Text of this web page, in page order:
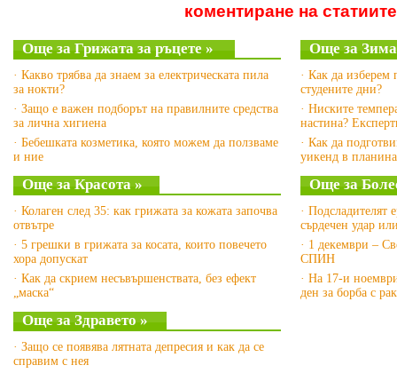
коментиране на статиите
Още за Грижата за ръцете »
· Какво трябва да знаем за електрическата пила
за нокти?
· Защо е важен подборът на правилните средства
за лична хигиена
· Бебешката козметика, която можем да ползваме
и ние
Още за
· Как да изберем
студените дни?
· Ниските
настина?
· Как да
уикенд в
Още за Красота »
· Колаген след 35: как грижата за кожата започва
отвътре
· 5 грешки в грижата за косата, които повечето
хора допускат
· Как да скрием несъвършенствата, без ефект
„маска“
Още за
· Подсладителят
сърдечен удар
· 1 декември –
СПИН
· На 17-и
ден за борба с
Още за Здравето »
· Защо се появява лятната депресия и как да се
справим с нея